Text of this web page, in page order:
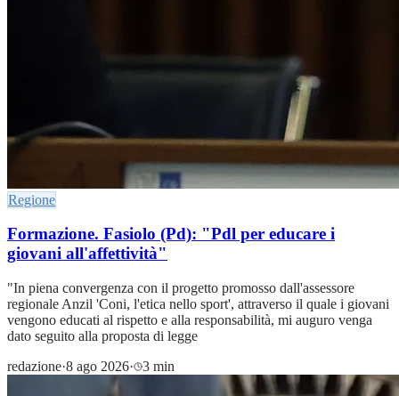
Regione
Formazione. Fasiolo (Pd): "Pdl per educare i
giovani all'affettività"
"In piena convergenza con il progetto promosso dall'assessore
regionale Anzil 'Coni, l'etica nello sport', attraverso il quale i giovani
vengono educati al rispetto e alla responsabilità, mi auguro venga
dato seguito alla proposta di legge
redazione·8 ago 2026· 3 min